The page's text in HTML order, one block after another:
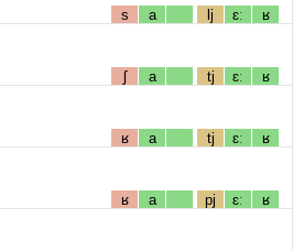
s a lj ɛː ʁ
ʃ a tj ɛː ʁ
ʁ a tj ɛː ʁ
ʁ a pj ɛː ʁ